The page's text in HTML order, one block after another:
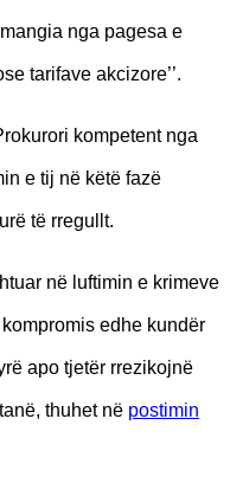
nga pagesa e
tarifave akcizore’’.
kompetent nga
e tij në këtë fazë
të rregullt.
në luftimin e krimeve
edhe kundër
apo tjetër rrezikojnë
thuhet në postimin